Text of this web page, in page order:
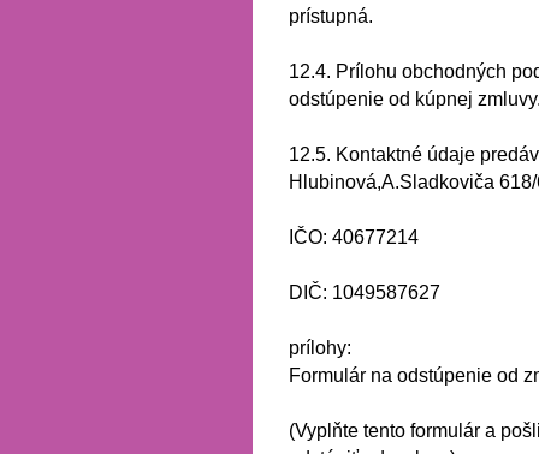
prístupná.
12.4. Prílohu obchodných
odstúpenie od kúpnej
12.5. Kontaktné údaje
Hlubinová,A.Sladkoviča
IČO: 40677214
DIČ: 1049587627
prílohy:
Formulár na odstúpenie od
(Vyplňte tento formulár a